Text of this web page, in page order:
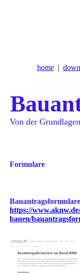
home
Von der
Formulare
Bauantragsformulare
https://
bauen/